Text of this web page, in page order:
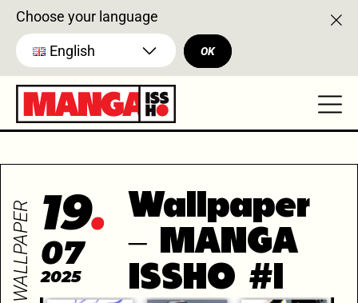
Choose your language
English OK
WALLPAPER 19
07
2025
Wallpaper
– MANGA
ISSHO #1